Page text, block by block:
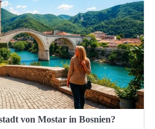
von Mostar in Bosnien?